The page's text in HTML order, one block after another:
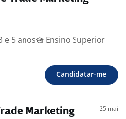
e 5 anos
Ensino Superior
Candidatar-me
Marketing 25 mai